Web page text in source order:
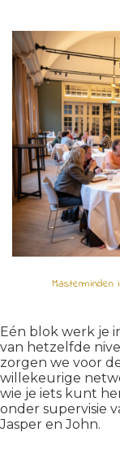
Masterminden
Eén blok werk je
van hetzelfde
zorgen we voor
willekeurige
wie je iets kunt
onder supervisie
Jasper en John.